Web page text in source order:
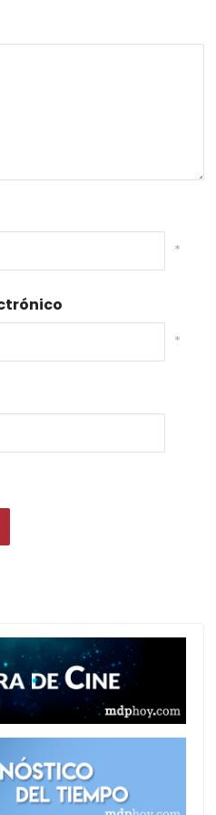
*
*